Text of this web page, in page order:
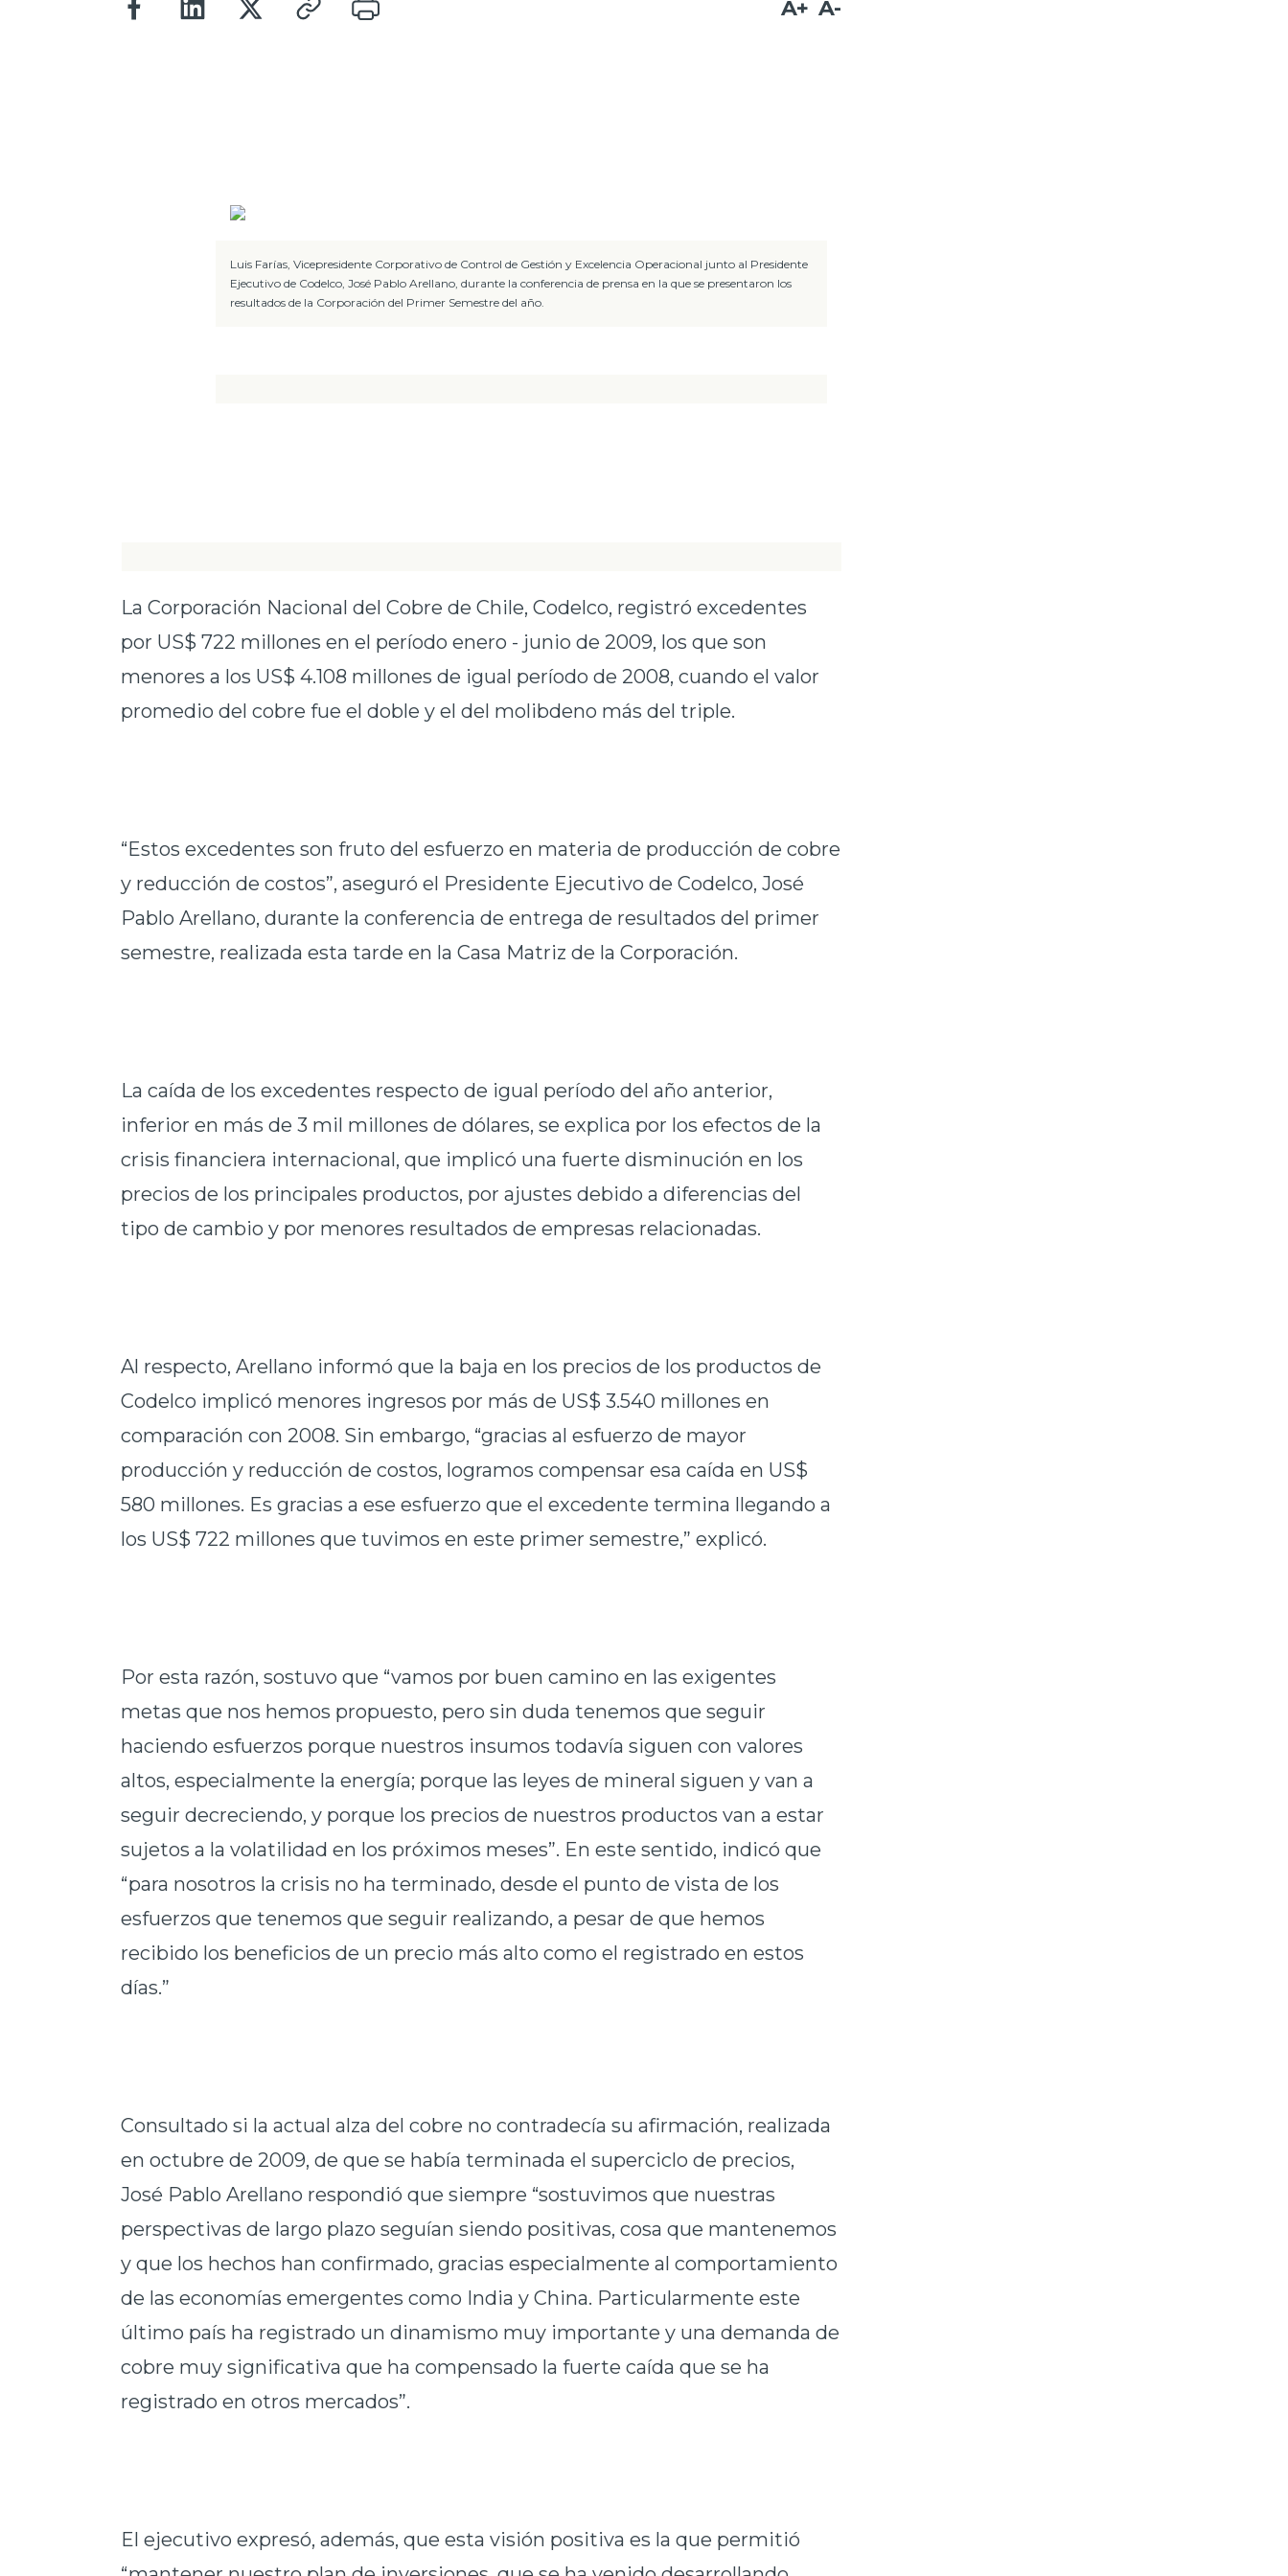
A+ A-
Luis Farías, Vicepresidente Corporativo de Control de Gestión y Excelencia Operacional junto al Presidente
Ejecutivo de Codelco, José Pablo Arellano, durante la conferencia de prensa en la que se presentaron los
resultados de la Corporación del Primer Semestre del año.
La Corporación Nacional del Cobre de Chile, Codelco, registró excedentes
por US$ 722 millones en el período enero - junio de 2009, los que son
menores a los US$ 4.108 millones de igual período de 2008, cuando el valor
promedio del cobre fue el doble y el del molibdeno más del triple.
“Estos excedentes son fruto del esfuerzo en materia de producción de cobre
y reducción de costos”, aseguró el Presidente Ejecutivo de Codelco, José
Pablo Arellano, durante la conferencia de entrega de resultados del primer
semestre, realizada esta tarde en la Casa Matriz de la Corporación.
La caída de los excedentes respecto de igual período del año anterior,
inferior en más de 3 mil millones de dólares, se explica por los efectos de la
crisis financiera internacional, que implicó una fuerte disminución en los
precios de los principales productos, por ajustes debido a diferencias del
tipo de cambio y por menores resultados de empresas relacionadas.
Al respecto, Arellano informó que la baja en los precios de los productos de
Codelco implicó menores ingresos por más de US$ 3.540 millones en
comparación con 2008. Sin embargo, “gracias al esfuerzo de mayor
producción y reducción de costos, logramos compensar esa caída en US$
580 millones. Es gracias a ese esfuerzo que el excedente termina llegando a
los US$ 722 millones que tuvimos en este primer semestre,” explicó.
Por esta razón, sostuvo que “vamos por buen camino en las exigentes
metas que nos hemos propuesto, pero sin duda tenemos que seguir
haciendo esfuerzos porque nuestros insumos todavía siguen con valores
altos, especialmente la energía; porque las leyes de mineral siguen y van a
seguir decreciendo, y porque los precios de nuestros productos van a estar
sujetos a la volatilidad en los próximos meses”. En este sentido, indicó que
“para nosotros la crisis no ha terminado, desde el punto de vista de los
esfuerzos que tenemos que seguir realizando, a pesar de que hemos
recibido los beneficios de un precio más alto como el registrado en estos
días.”
Consultado si la actual alza del cobre no contradecía su afirmación, realizada
en octubre de 2009, de que se había terminada el superciclo de precios,
José Pablo Arellano respondió que siempre “sostuvimos que nuestras
perspectivas de largo plazo seguían siendo positivas, cosa que mantenemos
y que los hechos han confirmado, gracias especialmente al comportamiento
de las economías emergentes como India y China. Particularmente este
último país ha registrado un dinamismo muy importante y una demanda de
cobre muy significativa que ha compensado la fuerte caída que se ha
registrado en otros mercados”.
El ejecutivo expresó, además, que esta visión positiva es la que permitió